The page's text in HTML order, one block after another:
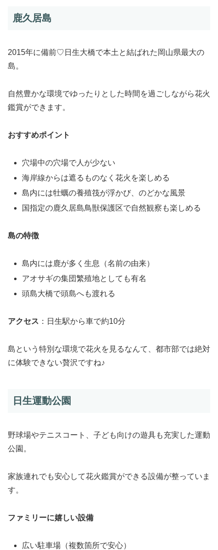
鹿久居島
2015年に備前♡日生大橋で本土と結ばれた岡山県最大の
島。
自然豊かな環境でゆったりとした時間を過ごしながら花火
鑑賞ができます。
おすすめポイント
穴場中の穴場で人が少ない
海岸線からは遮るものなく花火を楽しめる
島内には牡蠣の養殖筏が浮かび、のどかな風景
国指定の鹿久居島鳥獣保護区で自然観察も楽しめる
島の特徴
島内には鹿が多く生息（名前の由来）
アオサギの集団繁殖地としても有名
頭島大橋で頭島へも渡れる
アクセス ：日生駅から車で約10分
島という特別な環境で花火を見るなんて、都市部では絶対
に体験できない贅沢ですね♪
日生運動公園
野球場やテニスコート、子ども向けの遊具も充実した運動
公園。
家族連れでも安心して花火鑑賞ができる設備が整っていま
す。
ファミリーに嬉しい設備
広い駐車場（複数箇所で安心）